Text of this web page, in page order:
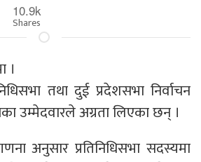
10.9k
Shares
।
तथा दुई प्रदेशसभा निर्वाचन
उम्मेदवारले अग्रता लिएका छन् ।
अनुसार प्रतिनिधिसभा सदस्यमा